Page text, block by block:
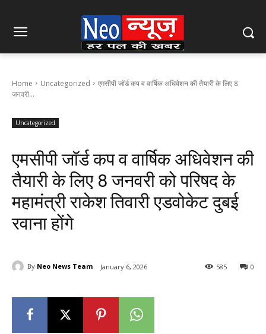
Home Uncategorized
एमसीपी जॉर्ड कप व वार्षिक अधिवेशन की तैयारी के लिए 8
जनवरी...
Uncategorized
एमसीपी जॉर्ड कप व वार्षिक अधिवेशन की
तैयारी के लिए 8 जनवरी को परिषद के
महामंत्री राकेश तिवारी एडवोकेट दुबई
रवाना होंगे
By Neo News Team January 6, 2026 0
585